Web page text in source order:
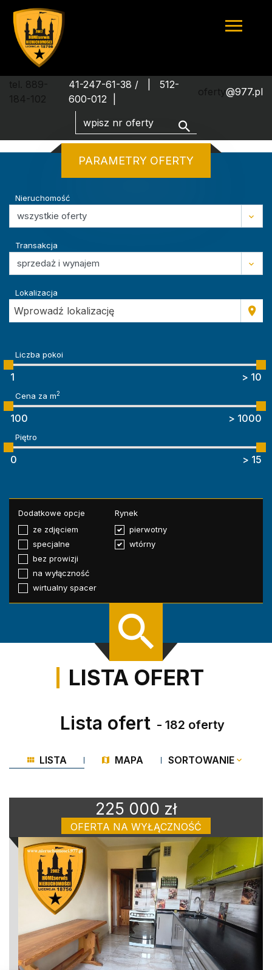
tel. 889-
184-102
41-247-61-38 /
512-
600-012
oferty@977.pl
PARAMETRY OFERTY
Nieruchomość
Transakcja
Lokalizacja
Wprowadź lokalizację
Liczba pokoi
Cena za m2
Piętro
Dodatkowe opcje
ze zdjęciem
specjalne
bez prowizji
na wyłączność
wirtualny spacer
Rynek
pierwotny
wtórny
LISTA OFERT
Lista ofert - 182 oferty
LISTA MAPA SORTOWANIE
225 000 zł
OFERTA NA WYŁĄCZNOŚĆ
mieszkanie na sprzedaż